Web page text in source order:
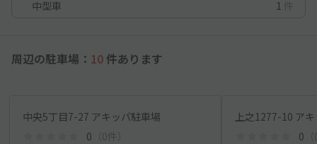
中型車
1 件
周辺の駐車場： 10 件あります
中央5丁目7-27 アキッパ駐車場
0 （0件）
上之1277-10 ア
0